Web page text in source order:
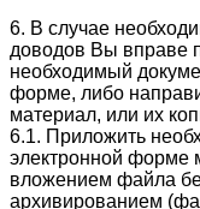
6. В случае
доводов Вы вправе
необходимый
форме, либо
материал, или их
6.1. Приложить
электронной форме
вложением файла
архивированием